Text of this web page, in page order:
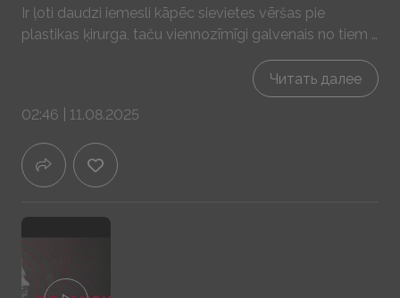
Ir ļoti daudzi iemesli kāpēc sievietes vēršas pie
plastikas ķirurga, taču viennozīmīgi galvenais no tiem ir
ķirurģiju ir jābūt rūpīgi pārdomātam, tāpēc svarīgi
konsultēties ar labu un pieredzējušu ķirurgu, kas
palīdzēs veikt pareizo izvēli.
Читать далее
02:46 | 11.08.2025